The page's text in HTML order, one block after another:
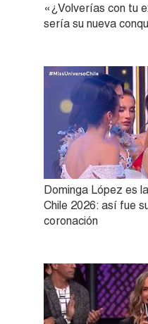
«¿Volverías con tu
sería su nueva
Dominga López es
Chile 2026: así fue
coronación